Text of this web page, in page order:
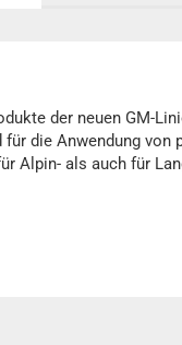
der neuen GM-
die Anwendung von
Alpin- als auch für